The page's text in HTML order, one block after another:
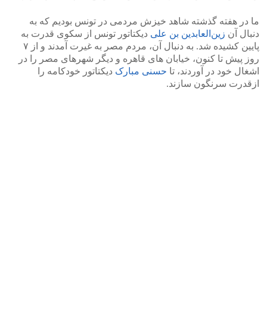
ما در هفته گذشته شاهد خیزش مردمی در تونس بودیم که به
دنبال آن زین‌العابدین بن علی دیکتاتور تونس از سکوی قدرت به
پایین کشیده شد. به دنبال آن، مردم مصر به غیرت آمدند و از ۷
روز پیش تا کنون، خیابان های قاهره و دیگر شهرهای مصر را در
اشغال خود در آوردند، تا حسنی مبارک دیکتاتور خودکامه را
ازقدرت سرنگون سازند.